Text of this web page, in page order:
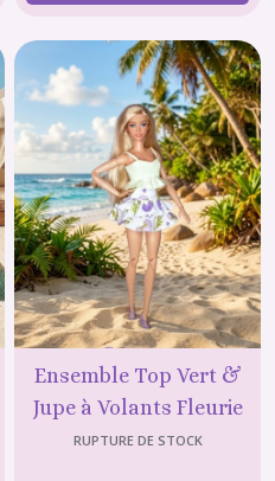
Ensemble Top Vert &
Jupe à Volants Fleurie
pour poupée type
RUPTURE DE STOCK